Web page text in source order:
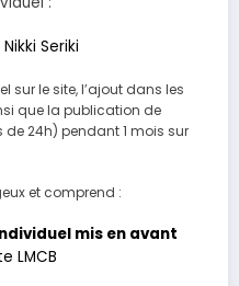
Seriki
sur le site, l’ajout dans les
que la publication de
24h) pendant 1 mois sur
et comprend :
mis en avant
LMCB